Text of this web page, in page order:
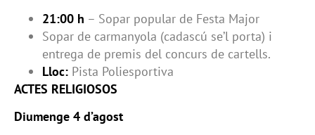
21:00 h – Sopar popular de Festa Major
Sopar de carmanyola (cadascú se’l porta) i
entrega de premis del concurs de cartells.
Lloc: Pista Poliesportiva
ACTES RELIGIOSOS
Diumenge 4 d’agost